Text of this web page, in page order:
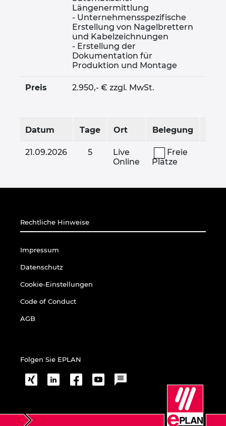
Längenermittlung
- Unternehmensspezifische
Erstellung von Nagelbrettern
und Kabelzeichnungen
- Erstellung der
Dokumentation für
Produktion und Montage
Preis 2.950,- € zzgl. MwSt.
Datum Tage Ort Belegung
21.09.2026 5
Live
Online
Freie
Plätze
Rechtliche Hinweise
Impressum
Datenschutz
Cookie-Einstellungen
Code of Conduct
AGB
Folgen Sie EPLAN
Niederlande
Norwegen
Philippinen
Portugal
Schweiz
Serbien
Singapur